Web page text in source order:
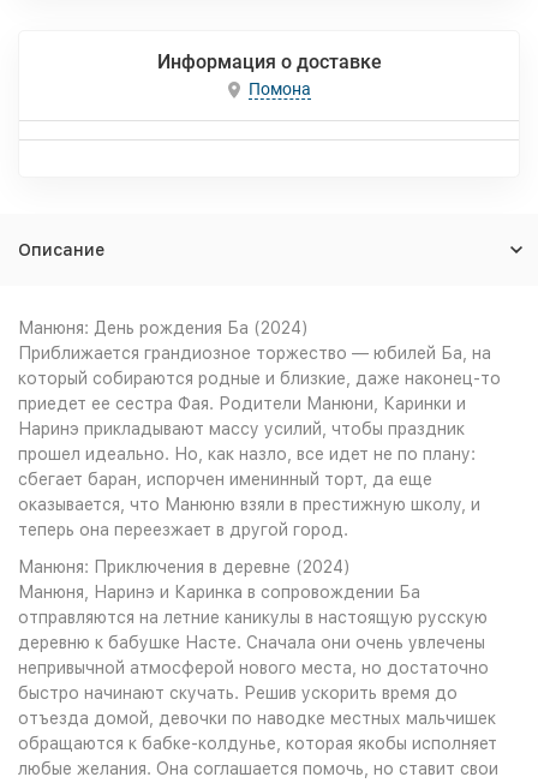
Информация о доставке
Помона
Описание
Манюня: День рождения Ба (2024)
Приближается грандиозное торжество — юбилей Ба, на
который собираются родные и близкие, даже наконец-то
приедет ее сестра Фая. Родители Манюни, Каринки и
Наринэ прикладывают массу усилий, чтобы праздник
прошел идеально. Но, как назло, все идет не по плану:
сбегает баран, испорчен именинный торт, да еще
оказывается, что Манюню взяли в престижную школу, и
теперь она переезжает в другой город.
Манюня: Приключения в деревне (2024)
Манюня, Наринэ и Каринка в сопровождении Ба
отправляются на летние каникулы в настоящую русскую
деревню к бабушке Насте. Сначала они очень увлечены
непривычной атмосферой нового места, но достаточно
быстро начинают скучать. Решив ускорить время до
отъезда домой, девочки по наводке местных мальчишек
обращаются к бабке-колдунье, которая якобы исполняет
любые желания. Она соглашается помочь, но ставит свои